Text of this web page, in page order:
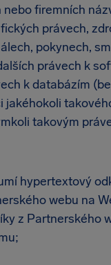
firemních
právech,
pokynech,
právech k
k databázím
jakéhokoli
takovým
hypertextový
webu na
z Partnerského